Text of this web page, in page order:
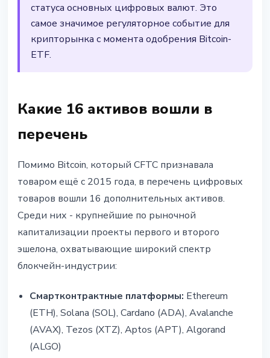
статуса основных цифровых валют. Это
самое значимое регуляторное событие для
крипторынка с момента одобрения Bitcoin-
ETF.
Какие 16 активов вошли в
перечень
Помимо Bitcoin, который CFTC признавала
товаром ещё с 2015 года, в перечень цифровых
товаров вошли 16 дополнительных активов.
Среди них - крупнейшие по рыночной
капитализации проекты первого и второго
эшелона, охватывающие широкий спектр
блокчейн-индустрии:
Смартконтрактные платформы: Ethereum
(ETH), Solana (SOL), Cardano (ADA), Avalanche
(AVAX), Tezos (XTZ), Aptos (APT), Algorand
(ALGO)